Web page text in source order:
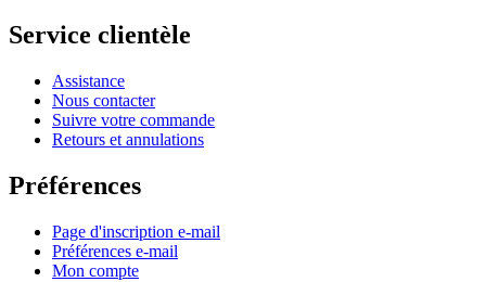
Service clientèle
Assistance
Nous contacter
Suivre votre commande
Retours et annulations
Préférences
Page d'inscription e-mail
Préférences e-mail
Mon compte